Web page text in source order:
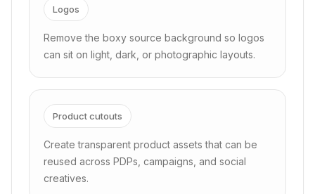
Logos
Remove the boxy source background so logos
can sit on light, dark, or photographic layouts.
Product cutouts
Create transparent product assets that can be
reused across PDPs, campaigns, and social
creatives.